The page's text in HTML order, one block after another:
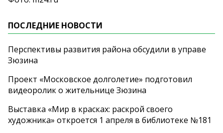
ПОСЛЕДНИЕ НОВОСТИ
Перспективы развития района обсудили в управе
Зюзина
Проект «Московское долголетие» подготовил
видеоролик о жительнице Зюзина
Выставка «Мир в красках: раскрой своего
художника» откроется 1 апреля в библиотеке №181